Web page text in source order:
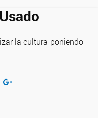
la cultura poniendo